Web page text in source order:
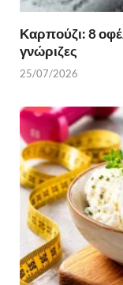
Καρπούζι: 8
γνώριζες
25/07/2026